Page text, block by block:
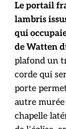
Le portail
lambris
qui
de Watten
plafond un
corde qui
porte
autre
chapelle